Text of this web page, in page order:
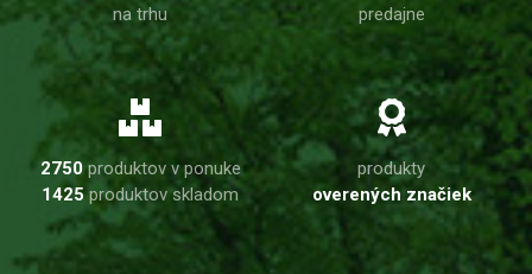
na trhu
predajne
2750produktov v ponuke
1425produktov skladom
produkty
overených značiek